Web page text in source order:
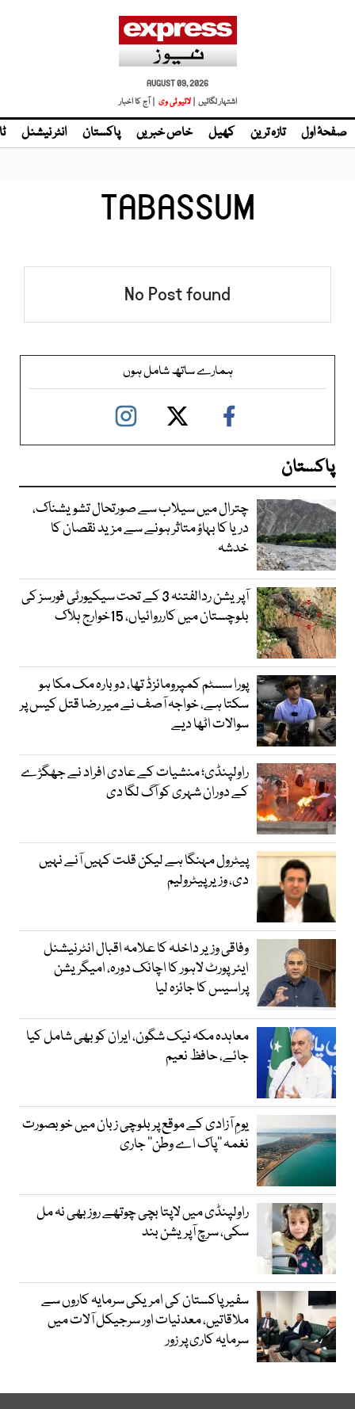
AUGUST 09, 2026
اشتہار لگائیں | لائیو ٹی وی | آج کا اخبار
صفحۂ اول تازہ ترین کھیل خاص خبریں پاکستان انٹر نیشنل
TABASSUM
No Post found
ہمارے ساتھ شامل ہوں
پاکستان
چترال میں سیلاب سے صورتحال تشویشناک،
دریا کا بہاؤ متاثر ہونے سے مزید نقصان کا
خدشہ
آپریشن ردالفتنہ 3 کے تحت سیکیورٹی فورسز کی
بلوچستان میں کارروائیاں، 15خوارج ہلاک
پورا سسٹم کمپرومائزڈ تھا، دوبارہ مک مکا ہو
سکتا ہے، خواجہ آصف نے میر رضا قتل کیس پر
سوالات اٹھا دیے
راولپنڈی؛ منشیات کے عادی افراد نے جھگڑے
کے دوران شہری کو آگ لگا دی
پیٹرول مہنگا ہے لیکن قلت کہیں آنے نہیں
دی، وزیر پیٹرولیم
وفاقی وزیر داخلہ کا علامہ اقبال انٹرنیشنل
ایئرپورٹ لاہور کا اچانک دورہ، امیگریشن
پراسیس کا جائزہ لیا
معاہدہ مکہ نیک شگون، ایران کو بھی شامل کیا
جائے، حافظ نعیم
یومِ آزادی کے موقع پر بلوچی زبان میں خوبصورت
نغمہ ’’پاک اے وطن‘‘ جاری
راولپنڈی میں لاپتا بچی چوتھے روز بھی نہ مل
سکی، سرچ آپریشن بند
سفیر پاکستان کی امریکی سرمایہ کاروں سے
ملاقاتیں، معدنیات اور سرجیکل آلات میں
سرمایہ کاری پر زور